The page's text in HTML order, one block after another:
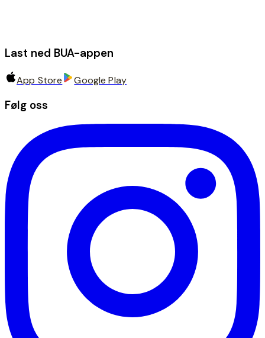
Last ned BUA-appen
App Store Google Play
Følg oss